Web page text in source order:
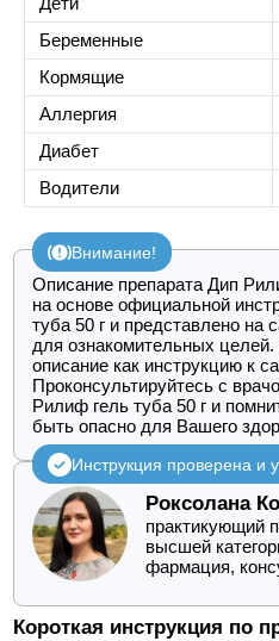
Беременные
Кормящие
Аллергия
Диабет
Водители
Внимание!
Описание препарата Дип
на основе официальной
туба 50 г и представлено на
для ознакомительных
описание как инструкцию к
Проконсультируйтесь с
Рилиф гель туба 50 г и
быть опасно для Вашего
Инструкция проверена и
Роксолана
практикующий
высшей
фармация,
Короткая инструкция по